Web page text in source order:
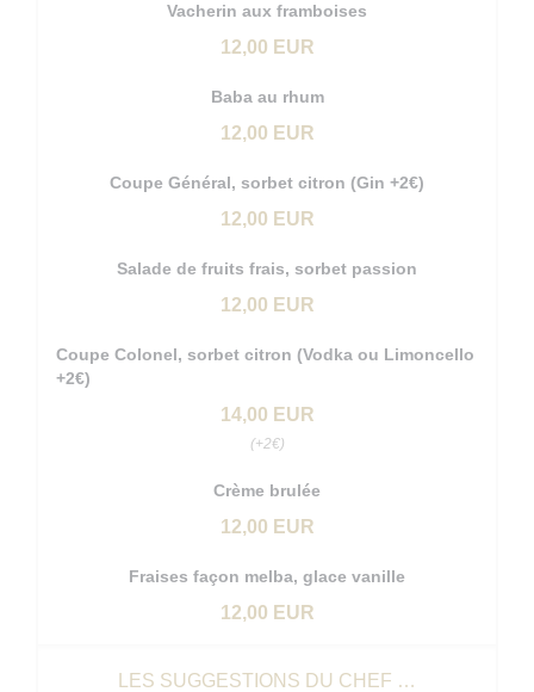
Vacherin aux framboises
12,00 EUR
Baba au rhum
12,00 EUR
Coupe Général, sorbet citron (Gin +2€)
12,00 EUR
Salade de fruits frais, sorbet passion
12,00 EUR
Coupe Colonel, sorbet citron (Vodka ou Limoncello
+2€)
14,00 EUR
(+2€)
Crème brulée
12,00 EUR
Fraises façon melba, glace vanille
12,00 EUR
LES SUGGESTIONS DU CHEF …